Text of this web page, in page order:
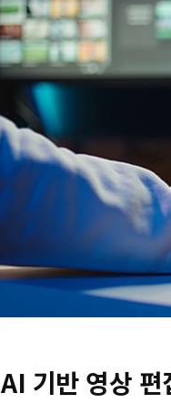
AI 기반 영상 편